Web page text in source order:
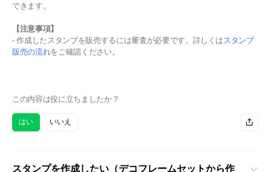
できます。
【注意事項】
- 作成したスタンプを販売するには審査が必要です。詳しくは スタンプ
販売の流れをご確認ください。
この内容は役に立ちましたか？
はい いいえ
スタンプを作成したい（デコフレームセットから作